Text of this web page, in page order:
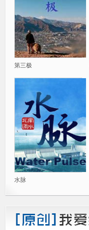
第三极
水脉